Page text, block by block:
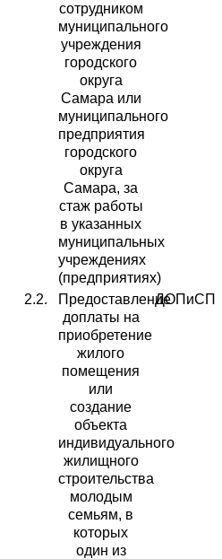
сотрудником
муниципального
учреждения
городского
округа
Самара или
муниципального
предприятия
городского
округа
Самара, за
стаж работы
в указанных
муниципальных
учреждениях
(предприятиях)
2.2.
Предоставление
доплаты на
приобретение
жилого
помещения
или
создание
объекта
индивидуального
жилищного
строительства
молодым
семьям, в
которых
один из
ДОПиСП